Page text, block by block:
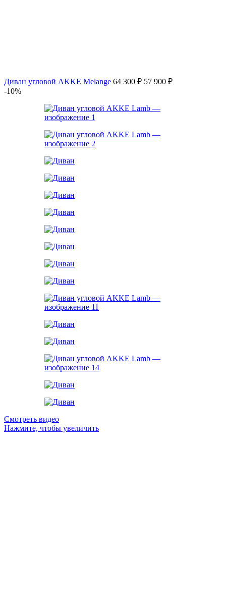
Диван угловой AKKE Melange 64 300₽ Первоначальная
64 300 ₽.
57 900 ₽Текущая
-10%
Смотреть видео
Нажмите, чтобы увеличить